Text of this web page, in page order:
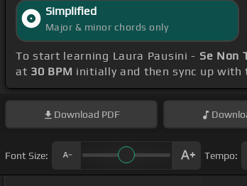
Simplified
Major & minor chords only
To start learning Laura Pausini - Se Non
at 30 BPM initially and then sync up with
Download PDF
Font Size: Tempo: